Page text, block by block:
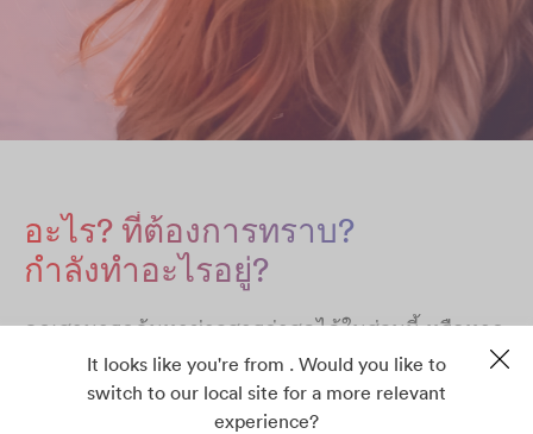
อะไร? ที่ต้องการทราบ?
กำลังทำอะไรอยู่?
คุณสามารถค้นหาข่าวสารล่าสุดได้ในส่วนนี้ หรือหาก
คุณต้องการติดตามการอัปเดตของเรา โปรดดู
โปรไฟล์โซเชียลมีเดียเราใน Facebook, Twitter,
LinkedIn และ YouTube
It looks like you're from . Would you like to
switch to our local site for a more relevant
experience?